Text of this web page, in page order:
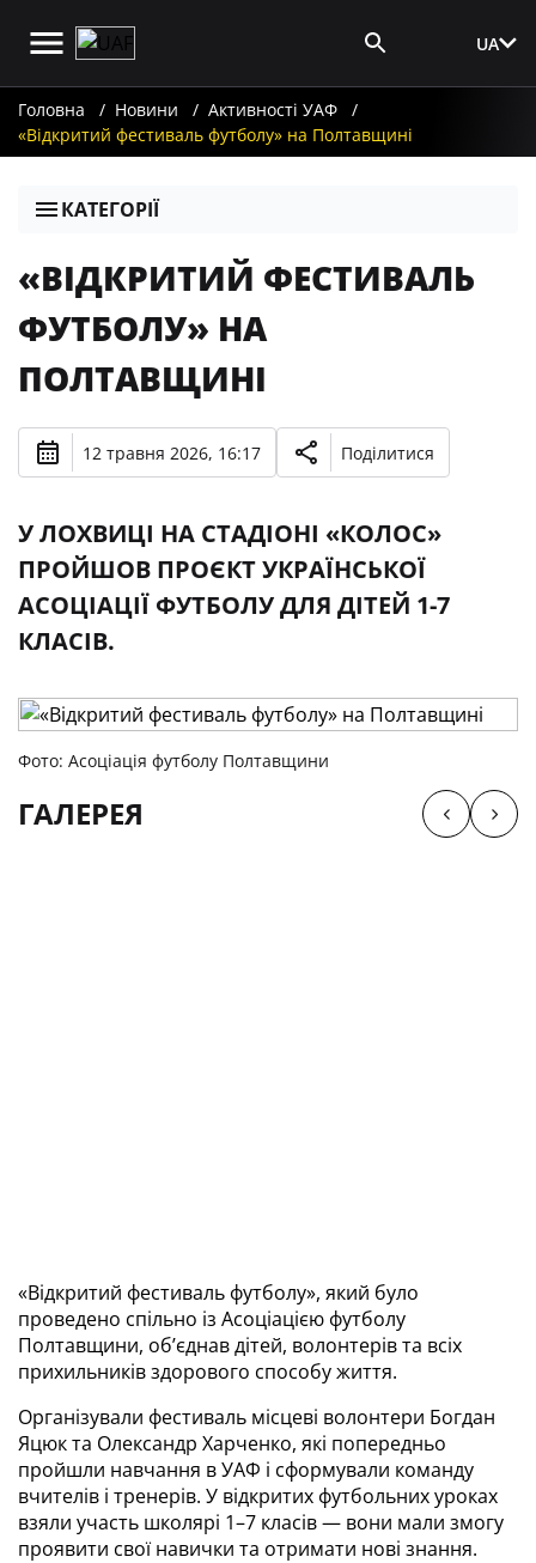
UA
Головна Новини
Активності УАФ
«Відкритий фестиваль футболу» на Полтавщині
КАТЕГОРІЇ
«ВІДКРИТИЙ ФЕСТИВАЛЬ
ФУТБОЛУ» НА
ПОЛТАВЩИНІ
12 травня 2026, 16:17 Поділитися
У ЛОХВИЦІ НА СТАДІОНІ «КОЛОС»
ПРОЙШОВ ПРОЄКТ УКРАЇНСЬКОЇ
АСОЦІАЦІЇ ФУТБОЛУ ДЛЯ ДІТЕЙ 1-7
КЛАСІВ.
Фото: Асоціація футболу Полтавщини
ГАЛЕРЕЯ
«Відкритий фестиваль футболу», який було
проведено спільно із Асоціацією футболу
Полтавщини, об’єднав дітей, волонтерів та всіх
прихильників здорового способу життя.
Організували фестиваль місцеві волонтери Богдан
Яцюк та Олександр Харченко, які попередньо
пройшли навчання в УАФ і сформували команду
вчителів і тренерів. У відкритих футбольних уроках
взяли участь школярі 1–7 класів — вони мали змогу
проявити свої навички та отримати нові знання.